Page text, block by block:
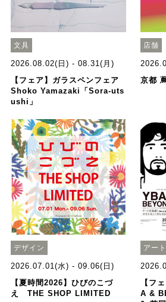
文具
2026.08.02(日) - 08.31(月)
【フェア】ガラスペンフェア
Shoko Yamazaki「Sora-uts
ushi」
店舗
京都
デザイン
2026.07.01(水) - 09.06(日)
【夏時間2026】ひびのこづ
え THE SHOP LIMITED
アート
【フ
A &